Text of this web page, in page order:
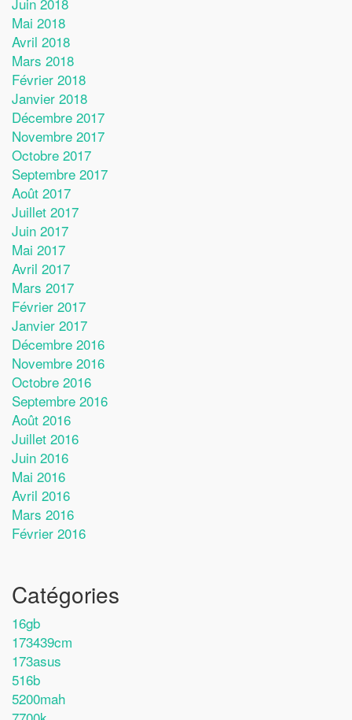
Mai 2018
Avril 2018
Mars 2018
Février 2018
Janvier 2018
Décembre 2017
Novembre 2017
Octobre 2017
Septembre 2017
Août 2017
Juillet 2017
Juin 2017
Mai 2017
Avril 2017
Mars 2017
Février 2017
Janvier 2017
Décembre 2016
Novembre 2016
Octobre 2016
Septembre 2016
Août 2016
Juillet 2016
Juin 2016
Mai 2016
Avril 2016
Mars 2016
Février 2016
Catégories
16gb
173439cm
173asus
516b
5200mah